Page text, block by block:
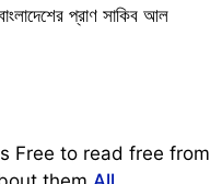
প্রাণ সাকিব আল
Free to read free from